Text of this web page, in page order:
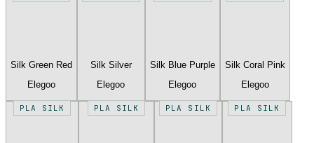
Silk Green Red
Elegoo
Silk Silver
Elegoo
Silk Blue Purple
Elegoo
Silk Coral Pink
Elegoo
PLA SILK PLA SILK PLA SILK PLA SILK